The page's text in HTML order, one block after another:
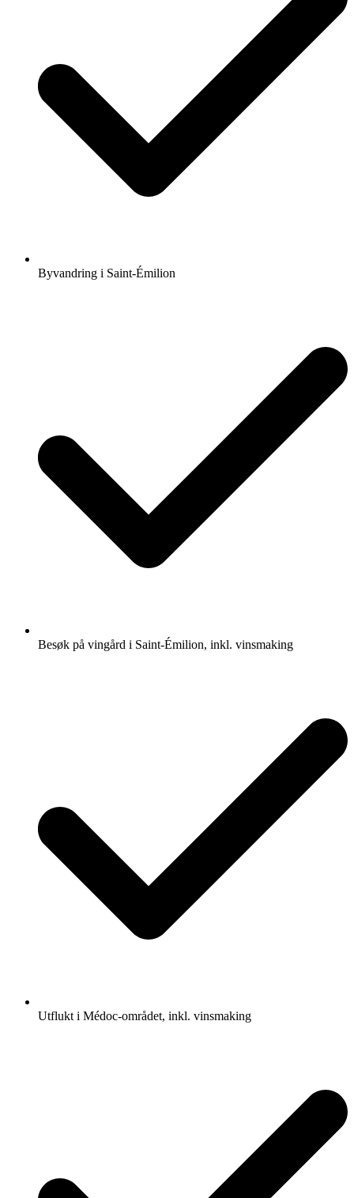
Byvandring i Saint-Émilion
Besøk på vingård i Saint-Émilion, inkl. vinsmaking
Utflukt i Médoc-området, inkl. vinsmaking